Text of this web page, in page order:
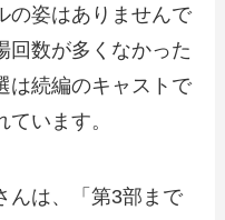
の姿はありませんで
回数が多くなかった
は続編のキャストで
います。
んは、「第3部まで